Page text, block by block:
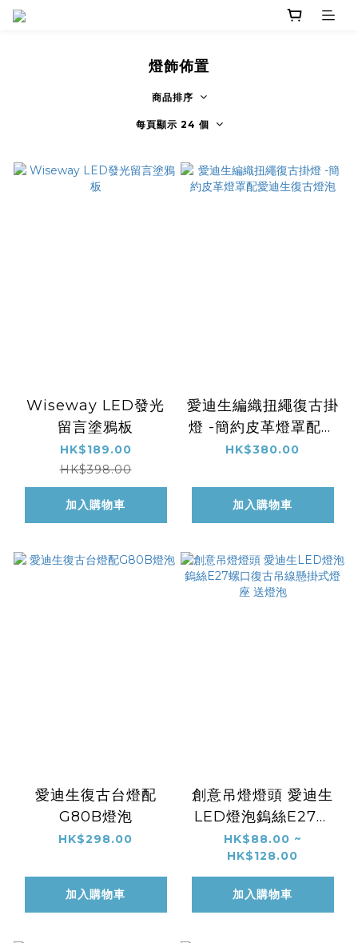
燈飾佈置
商品排序
每頁顯示 24 個
Wiseway LED發光
留言塗鴉板
HK$189.00
HK$398.00
加入購物車
愛迪生編織扭繩復古掛
燈 -簡約皮革燈罩配愛
迪生復古燈泡
HK$380.00
加入購物車
愛迪生復古台燈配
G80B燈泡
HK$298.00
加入購物車
創意吊燈燈頭 愛迪生
LED燈泡鎢絲E27螺
口復古吊線懸掛式燈座
送燈泡
HK$88.00 ~
HK$128.00
加入購物車